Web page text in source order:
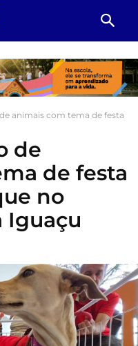
animais com tema de festa
de
de festa
no
Iguaçu